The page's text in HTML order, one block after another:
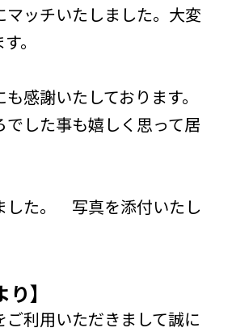
マッチいたしました。大変
。
感謝いたしております。
でした事も嬉しく思って居
した。 写真を添付いたし
】
ご利用いただきまして誠に